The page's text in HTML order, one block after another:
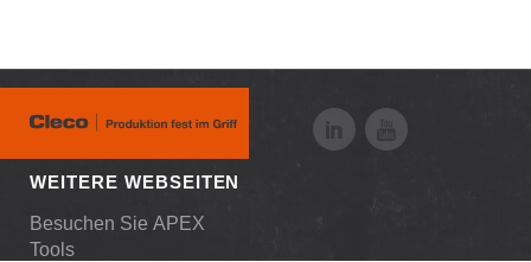
WEITERE WEBSEITEN
Besuchen Sie APEX
Tools